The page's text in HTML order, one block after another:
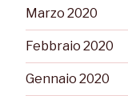
Marzo 2020
Febbraio 2020
Gennaio 2020